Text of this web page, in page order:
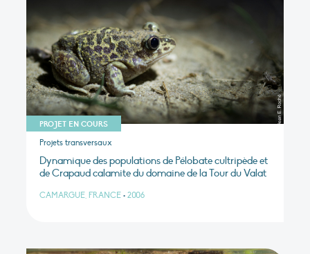
PROJET EN COURS
Projets transversaux
Dynamique des populations de Pélobate cultripède et
de Crapaud calamite du domaine de la Tour du Valat
CAMARGUE, FRANCE • 2006